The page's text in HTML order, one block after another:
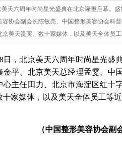
天六周年时尚星光盛典在北京隆重启幕。
协会副会长陈敏亮、中国整形美容协会科
美天贵宾、数十家媒体，以及美天全体员工
日，北京美天六周年时尚星光盛
金平、北京美天总经理孟雯、中
心主任田力、北京市海淀区红十
家媒体，以及美天全体员工等
（中国整形美容协会副